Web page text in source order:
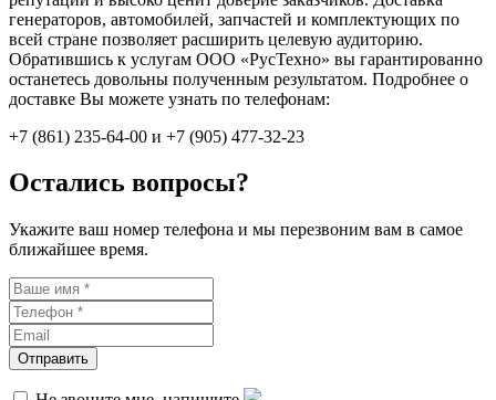
генераторов, автомобилей, запчастей и комплектующих по
всей стране позволяет расширить целевую аудиторию.
Обратившись к услугам ООО «РусТехно» вы гарантированно
останетесь довольны полученным результатом. Подробнее о
доставке Вы можете узнать по телефонам:
+7 (861) 235-64-00 и +7 (905) 477-32-23
Остались вопросы?
Укажите ваш номер телефона и мы перезвоним вам в самое
ближайшее время.